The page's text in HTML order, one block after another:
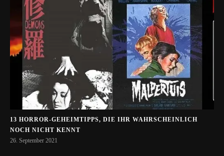
13 HORROR-GEHEIMTIPPS, DIE IHR WAHRSCHEINLICH
NOCH NICHT KENNT
26. September 2021